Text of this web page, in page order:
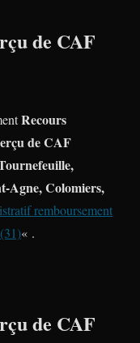
de CAF
Recours
de CAF
Agne, Colomiers,
remboursement
« .
de CAF